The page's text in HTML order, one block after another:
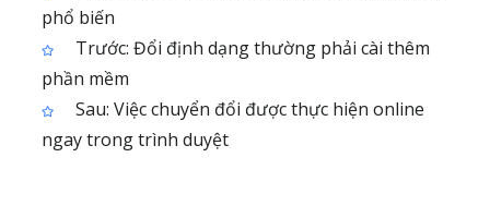
phổ biến
Trước: Đổi định dạng thường phải cài thêm
phần mềm
Sau: Việc chuyển đổi được thực hiện online
ngay trong trình duyệt